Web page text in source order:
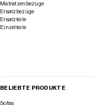
Matratzenbezüge
Ersatzbezüge
Ersatzteile
Einzelteile
BELIEBTE PRODUKTE
Sofas